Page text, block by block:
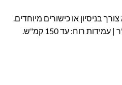
בניסיון או כישורים מיוחדים.